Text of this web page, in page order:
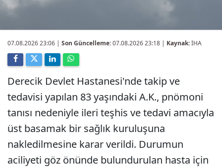
07.08.2026 23:06 | Son Güncelleme:07.08.2026 23:18 | Kaynak:İHA
Derecik Devlet Hastanesi'nde takip ve
tedavisi yapılan 83 yaşındaki A.K., pnömoni
tanısı nedeniyle ileri teşhis ve tedavi amacıyla
üst basamak bir sağlık kuruluşuna
nakledilmesine karar verildi. Durumun
aciliyeti göz önünde bulundurulan hasta için